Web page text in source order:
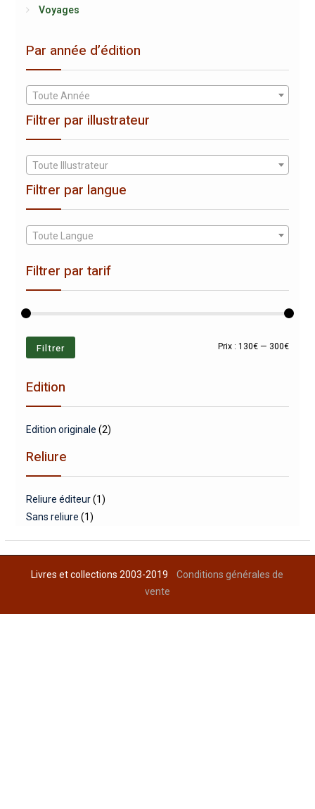
Voyages
Par année d’édition
Toute Année
Filtrer par illustrateur
Toute Illustrateur
Filtrer par langue
Toute Langue
Filtrer par tarif
Prix
Prix
Filtrer Prix :130€ — 300€
Edition
Edition originale (2)
Reliure
Reliure éditeur (1)
Sans reliure (1)
Livres et collections 2003-2019Conditions générales de
vente